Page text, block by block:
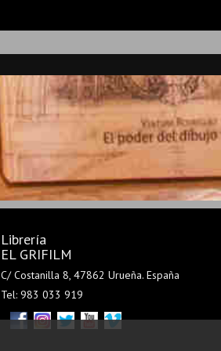
Librería
EL GRIFILM
C/ Costanilla 8, 47862 Urueña. España
Tel: 983 033 919